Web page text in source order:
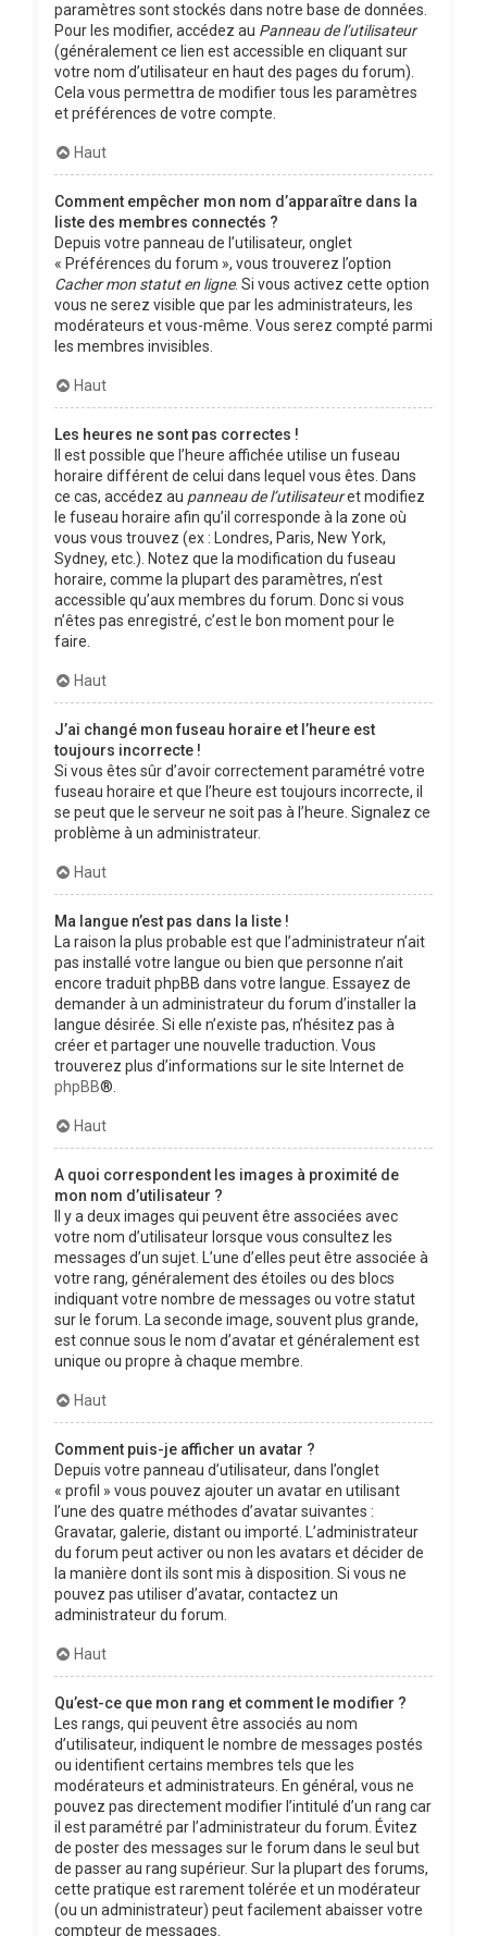
paramètres sont stockés dans notre base de données.
Pour les modifier, accédez au Panneau de l’utilisateur
(généralement ce lien est accessible en cliquant sur
votre nom d’utilisateur en haut des pages du forum).
Cela vous permettra de modifier tous les paramètres
et préférences de votre compte.
Haut
Comment empêcher mon nom d’apparaître dans la
liste des membres connectés ?
Depuis votre panneau de l’utilisateur, onglet
« Préférences du forum », vous trouverez l’option
Cacher mon statut en ligne. Si vous activez cette option
vous ne serez visible que par les administrateurs, les
modérateurs et vous-même. Vous serez compté parmi
les membres invisibles.
Haut
Les heures ne sont pas correctes !
Il est possible que l’heure affichée utilise un fuseau
horaire différent de celui dans lequel vous êtes. Dans
ce cas, accédez au panneau de l’utilisateuret modifiez
le fuseau horaire afin qu’il corresponde à la zone où
vous vous trouvez (ex : Londres, Paris, New York,
Sydney, etc.). Notez que la modification du fuseau
horaire, comme la plupart des paramètres, n’est
accessible qu’aux membres du forum. Donc si vous
n’êtes pas enregistré, c’est le bon moment pour le
faire.
Haut
J’ai changé mon fuseau horaire et l’heure est
toujours incorrecte !
Si vous êtes sûr d’avoir correctement paramétré votre
fuseau horaire et que l’heure est toujours incorrecte, il
se peut que le serveur ne soit pas à l’heure. Signalez ce
problème à un administrateur.
Haut
Ma langue n’est pas dans la liste !
La raison la plus probable est que l’administrateur n’ait
pas installé votre langue ou bien que personne n’ait
encore traduit phpBB dans votre langue. Essayez de
demander à un administrateur du forum d’installer la
langue désirée. Si elle n’existe pas, n’hésitez pas à
créer et partager une nouvelle traduction. Vous
trouverez plus d’informations sur le site Internet de
phpBB®.
Haut
A quoi correspondent les images à proximité de
mon nom d’utilisateur ?
Il y a deux images qui peuvent être associées avec
votre nom d’utilisateur lorsque vous consultez les
messages d’un sujet. L’une d’elles peut être associée à
votre rang, généralement des étoiles ou des blocs
indiquant votre nombre de messages ou votre statut
sur le forum. La seconde image, souvent plus grande,
est connue sous le nom d’avatar et généralement est
unique ou propre à chaque membre.
Haut
Comment puis-je afficher un avatar ?
Depuis votre panneau d’utilisateur, dans l’onglet
« profil » vous pouvez ajouter un avatar en utilisant
l’une des quatre méthodes d’avatar suivantes :
Gravatar, galerie, distant ou importé. L’administrateur
du forum peut activer ou non les avatars et décider de
la manière dont ils sont mis à disposition. Si vous ne
pouvez pas utiliser d’avatar, contactez un
administrateur du forum.
Haut
Qu’est-ce que mon rang et comment le modifier ?
Les rangs, qui peuvent être associés au nom
d’utilisateur, indiquent le nombre de messages postés
ou identifient certains membres tels que les
modérateurs et administrateurs. En général, vous ne
pouvez pas directement modifier l’intitulé d’un rang car
il est paramétré par l’administrateur du forum. Évitez
de poster des messages sur le forum dans le seul but
de passer au rang supérieur. Sur la plupart des forums,
cette pratique est rarement tolérée et un modérateur
(ou un administrateur) peut facilement abaisser votre
compteur de messages.